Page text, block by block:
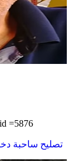
=5876
تصليح ساحبة